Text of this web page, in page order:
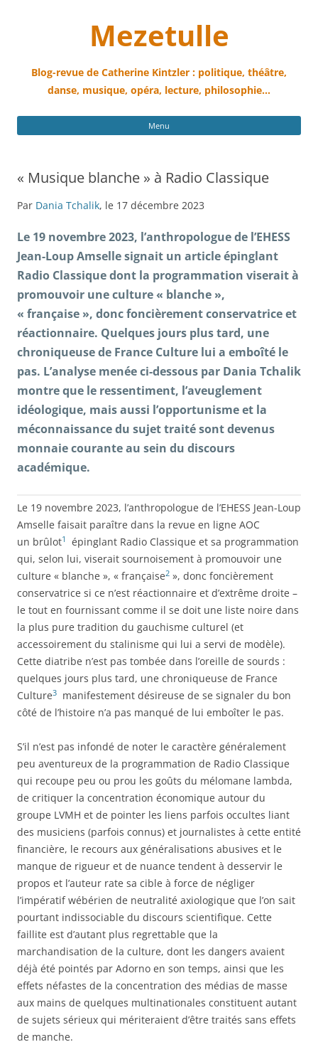
Mezetulle
Blog-revue de Catherine Kintzler : politique, théâtre,
danse, musique, opéra, lecture, philosophie…
Menu
« Musique blanche » à Radio Classique
Par Dania Tchalik, le 17 décembre 2023
Le 19 novembre 2023, l’anthropologue de l’EHESS
Jean-Loup Amselle signait un article épinglant
Radio Classique dont la programmation viserait à
promouvoir une culture « blanche »,
« française », donc foncièrement conservatrice et
réactionnaire. Quelques jours plus tard, une
chroniqueuse de France Culture lui a emboîté le
pas. L’analyse menée ci-dessous par Dania Tchalik
montre que le ressentiment, l’aveuglement
idéologique, mais aussi l’opportunisme et la
méconnaissance du sujet traité sont devenus
monnaie courante au sein du discours
académique.
Le 19 novembre 2023, l’anthropologue de l’EHESS Jean-Loup
Amselle faisait paraître dans la revue en ligne AOC
un brûlot1
épinglant Radio Classique et sa programmation
qui, selon lui, viserait sournoisement à promouvoir une
culture « blanche », « française2 », donc foncièrement
conservatrice si ce n’est réactionnaire et d’extrême droite –
le tout en fournissant comme il se doit une liste noire dans
la plus pure tradition du gauchisme culturel (et
accessoirement du stalinisme qui lui a servi de modèle).
Cette diatribe n’est pas tombée dans l’oreille de sourds :
quelques jours plus tard, une chroniqueuse de France
Culture3
manifestement désireuse de se signaler du bon
côté de l’histoire n’a pas manqué de lui emboîter le pas.
S’il n’est pas infondé de noter le caractère généralement
peu aventureux de la programmation de Radio Classique
qui recoupe peu ou prou les goûts du mélomane lambda,
de critiquer la concentration économique autour du
groupe LVMH et de pointer les liens parfois occultes liant
des musiciens (parfois connus) et journalistes à cette entité
financière, le recours aux généralisations abusives et le
manque de rigueur et de nuance tendent à desservir le
propos et l’auteur rate sa cible à force de négliger
l’impératif wébérien de neutralité axiologique que l’on sait
pourtant indissociable du discours scientifique. Cette
faillite est d’autant plus regrettable que la
marchandisation de la culture, dont les dangers avaient
déjà été pointés par Adorno en son temps, ainsi que les
effets néfastes de la concentration des médias de masse
aux mains de quelques multinationales constituent autant
de sujets sérieux qui mériteraient d’être traités sans effets
de manche.